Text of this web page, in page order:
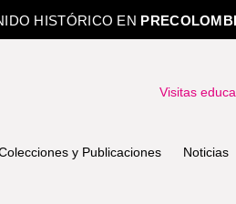
HISTÓRICO EN
Visitas
y Publicaciones Noticias